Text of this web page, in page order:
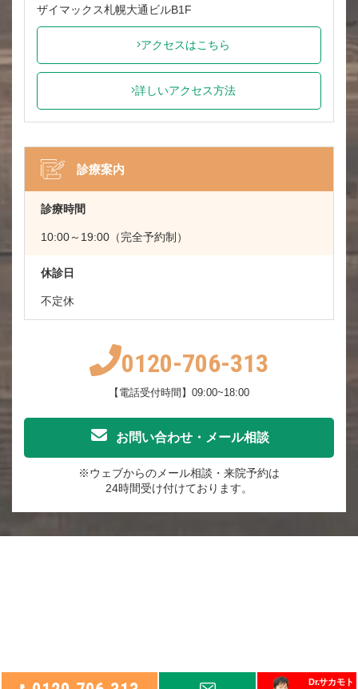
Dr.サカモト
ザイマックス札幌大通ビルB1F
アクセスはこちら
詳しいアクセス方法
診療案内
診療時間
10:00～19:00（完全予約制）
休診日
不定休
0120-706-313
【電話受付時間】09:00~18:00
お問い合わせ・メール相談
※ウェブからのメール相談・来院予約は
24時間受け付けております。